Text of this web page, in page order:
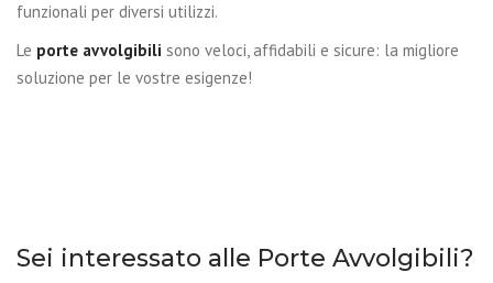
funzionali per diversi utilizzi.
Le porte avvolgibili sono veloci, affidabili e sicure: la migliore
soluzione per le vostre esigenze!
Sei interessato alle Porte Avvolgibili?